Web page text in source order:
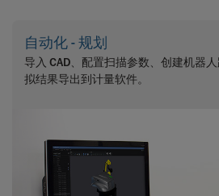
自动化 - 规划
导入 CAD、配置扫描参数、创建机器
拟结果导出到计量软件。